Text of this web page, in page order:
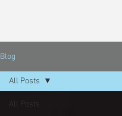
Blog
All Posts
All Posts